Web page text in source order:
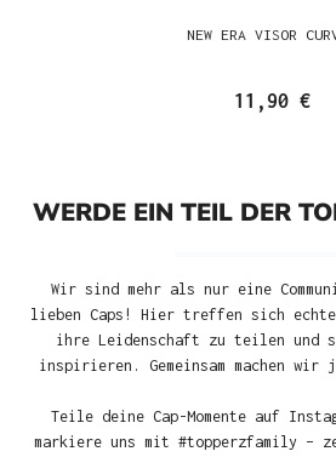
NEW ERA VISOR
11,90 €
WERDE EIN TEIL DER
Wir sind mehr als nur eine
lieben Caps! Hier treffen sich echte
ihre Leidenschaft zu teilen und
inspirieren. Gemeinsam machen
Teile deine Cap-Momente auf
markiere uns mit #topperzfamily –